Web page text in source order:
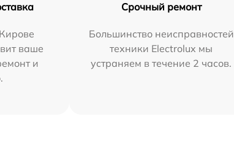
ваше
и
Срочный ремонт
Большинство неисправностей
техники Electrolux мы
устраняем в течение 2 часов.